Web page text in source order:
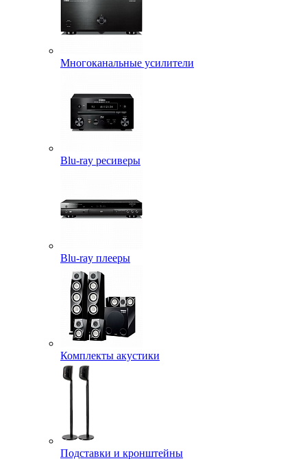
Многоканальные усилители
Blu-ray ресиверы
Blu-ray плееры
Комплекты акустики
Подставки и кронштейны